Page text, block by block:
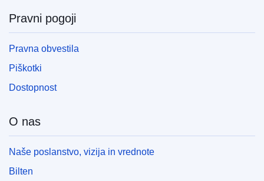
Pravni pogoji
Pravna obvestila
Piškotki
Dostopnost
O nas
Naše poslanstvo, vizija in vrednote
Bilten